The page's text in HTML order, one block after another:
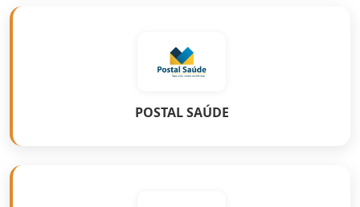
POSTAL SAÚDE